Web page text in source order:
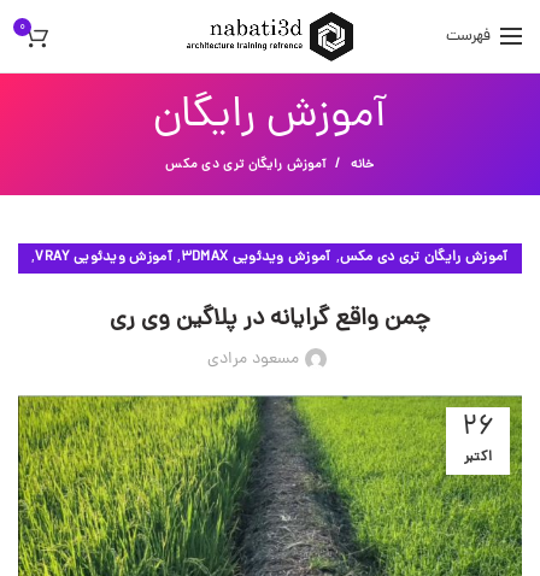
فهرست 0
آموزش رایگان
خانه آموزش رایگان تری دی مکس
آموزش رایگان تری دی مکس, آموزش ویدئویی 3DMAX ,آموزش ویدئویی VRAY ,
چمن واقع گرایانه در پلاگین وی ری
مسعود مرادی
26
اکتبر